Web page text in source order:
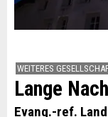
WEITERES
Lange
Evang.-ref.